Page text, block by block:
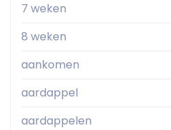
7 weken
8 weken
aankomen
aardappel
aardappelen